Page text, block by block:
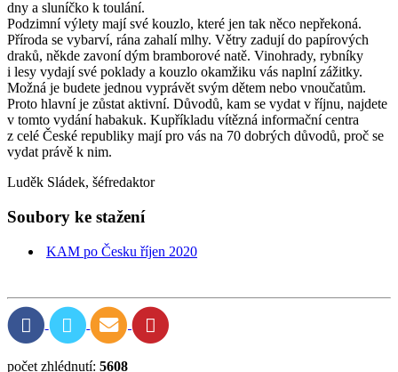
dny a sluníčko k toulání.
Podzimní výlety mají své kouzlo, které jen tak něco nepřekoná.
Příroda se vybarví, rána zahalí mlhy. Větry zadují do papírových
dra­ků, někde zavoní dým bramborové natě. Vinohrady, rybníky
i lesy vy­dají své poklady a kouzlo okamžiku vás naplní zážitky.
Možná je bu­dete jednou vyprávět svým dětem nebo vnoučatům.
Proto hlavní je zůstat aktivní. Důvodů, kam se vydat v říjnu, najdete
v tomto vydání habakuk. Kupříkladu vítězná informační centra
z celé České repub­liky mají pro vás na 70 dobrých důvodů, proč se
vydat právě k nim.
Luděk Sládek, šéfredaktor
Soubory ke stažení
KAM po Česku říjen 2020
počet zhlédnutí: 5608